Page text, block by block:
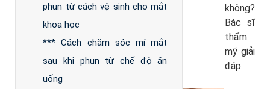
phun từ cách vệ sinh cho mắt
khoa học
*** Cách chăm sóc mí mắt
sau khi phun từ chế độ ăn
uống
không?
Bác sĩ
thẩm
mỹ giải
đáp